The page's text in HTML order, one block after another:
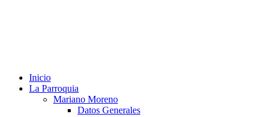
Inicio
La Parroquia
Mariano Moreno
Datos Generales